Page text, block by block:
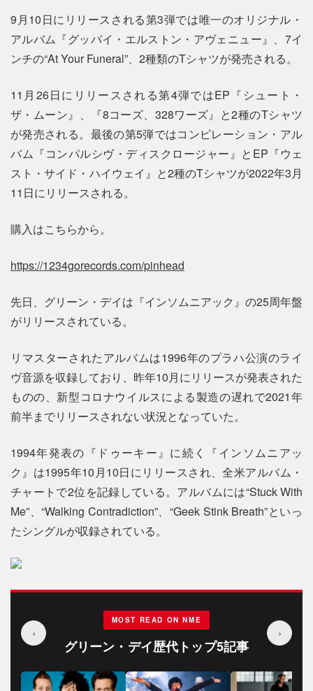
9月10日にリリースされる第3弾では唯一のオリジナル・
アルバム『グッバイ・エルストン・アヴェニュー』、7イ
ンチの“At Your Funeral”、2種類のTシャツが発売される。
11月26日にリリースされる第4弾ではEP『シュート・
ザ・ムーン』、『8コーズ、328ワーズ』と2種のTシャツ
が発売される。最後の第5弾ではコンピレーション・アル
バム『コンパルシヴ・ディスクロージャー』とEP『ウェ
スト・サイド・ハイウェイ』と2種のTシャツが2022年3月
11日にリリースされる。
購入はこちらから。
https://1234gorecords.com/pinhead
先日、グリーン・デイは『インソムニアック』の25周年盤
がリリースされている。
リマスターされたアルバムは1996年のプラハ公演のライ
ヴ音源を収録しており、昨年10月にリリースが発表された
ものの、新型コロナウイルスによる製造の遅れで2021年
前半までリリースされない状況となっていた。
1994年発表の『ドゥーキー』に続く『インソムニアッ
ク』は1995年10月10日にリリースされ、全米アルバム・
チャートで2位を記録している。アルバムには“Stuck With
Me”、“Walking Contradiction”、“Geek Stink Breath”といっ
たシングルが収録されている。
‹
MOST READ ON NME
グリーン・デイ歴代トップ5記事
›